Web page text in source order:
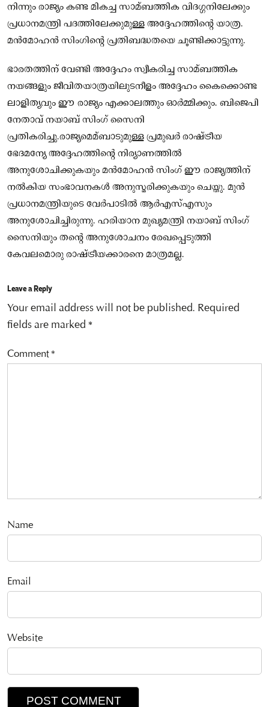
നിന്നും രാജ്യം കണ്ട മികച്ച സാമ്ബത്തിക വിദഗ്ഗനിലേക്കും
പ്രധാനമന്ത്രി പദത്തിലേക്കുമുള്ള അദ്ദേഹത്തിന്റെ യാത്ര.
മൻമോഹൻ സിംഗിന്റെ പ്രതിബദ്ധതയെ ചൂണ്ടിക്കാട്ടുന്നു.
ഭാരതത്തിന് വേണ്ടി അദ്ദേഹം സ്വീകരിച്ച സാമ്ബത്തിക
നയങ്ങളും ജീവിതയാത്രയിലുടനീളം അദ്ദേഹം കൈക്കൊണ്ട
ലാളിത്യവും ഈ രാജ്യം എക്കാലത്തും ഓർമ്മിക്കും. ബിജെപി
നേതാവ് നയാബ് സിംഗ് സൈനി
പ്രതികരിച്ചു.രാജ്യമെമ്ബാടുമുള്ള പ്രമുഖർ രാഷ്ട്രീയ
ഭേദമന്യേ അദ്ദേഹത്തിന്റെ നിര്യാണത്തിൽ
അനുശോചിക്കുകയും മൻമോഹൻ സിംഗ് ഈ രാജ്യത്തിന്
നൽകിയ സംഭാവനകൾ അനുസ്മരിക്കുകയും ചെയ്തു. മുൻ
പ്രധാനമന്ത്രിയുടെ വേർപാടിൽ ആർഎസ്എസും
അനുശോചിച്ചിരുന്നു. ഹരിയാന മുഖ്യമന്ത്രി നയാബ് സിംഗ്
സൈനിയും തന്റെ അനുശോചനം രേഖപ്പെടുത്തി
കേവലമൊരു രാഷ്ട്രീയക്കാരനെ മാത്രമല്ല.
Leave a Reply
Your email address will not be published. Required
fields are marked *
Comment*
Name
Email
Website